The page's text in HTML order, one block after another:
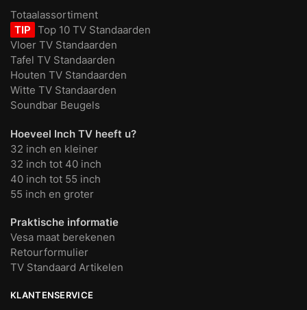
Totaalassortiment
TIP Top 10 TV Standaarden
Vloer TV Standaarden
Tafel TV Standaarden
Houten TV Standaarden
Witte TV Standaarden
Soundbar Beugels
Hoeveel Inch TV heeft u?
32 inch en kleiner
32 inch tot 40 inch
40 inch tot 55 inch
55 inch en groter
Praktische informatie
Vesa maat berekenen
Retourformulier
TV Standaard Artikelen
KLANTENSERVICE